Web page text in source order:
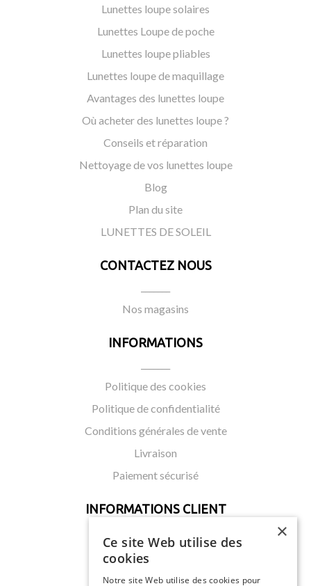
Lunettes loupe solaires
Lunettes Loupe de poche
Lunettes loupe pliables
Lunettes loupe de maquillage
Avantages des lunettes loupe
Où acheter des lunettes loupe ?
Conseils et réparation
Nettoyage de vos lunettes loupe
Blog
Plan du site
LUNETTES DE SOLEIL
CONTACTEZ NOUS
Nos magasins
INFORMATIONS
Politique des cookies
Politique de confidentialité
Conditions générales de vente
Livraison
Paiement sécurisé
INFORMATIONS CLIENT
Mon compte
Mes commandes
×
Ce site Web utilise des
cookies
Notre site Web utilise des cookies pour